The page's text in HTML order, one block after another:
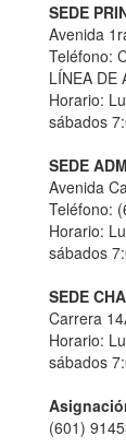
SEDE
Avenida
Teléfono:
LÍNEA DE
Horario:
sábados
SEDE
Avenida
Teléfono:
Horario:
sábados
SEDE
Carrera
Horario:
sábados
(601)